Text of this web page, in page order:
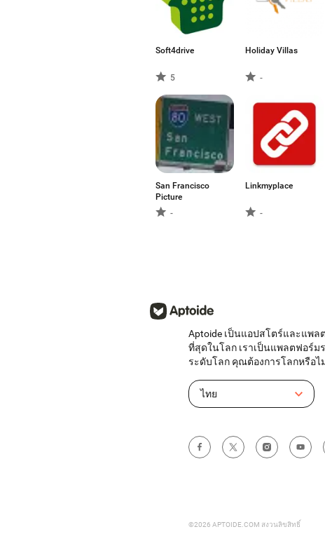
Soft4drive
5
Holiday Villas
-
San Francisco
Picture
-
Linkmyplace
-
Aptoide เป็นแอปสโตร์และแพล
ที่สุดในโลก เราเป็นแพลตฟอร์
ระดับโลก คุณต้องการโลกหรือไ
ไทย
©2026 APTOIDE.COM สงวนลิขสิทธิ์